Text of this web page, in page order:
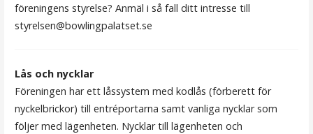
föreningens styrelse? Anmäl i så fall ditt intresse till
styrelsen@bowlingpalatset.se
Lås och nycklar
Föreningen har ett låssystem med kodlås (förberett för
nyckelbrickor) till entréportarna samt vanliga nycklar som
följer med lägenheten. Nycklar till lägenheten och